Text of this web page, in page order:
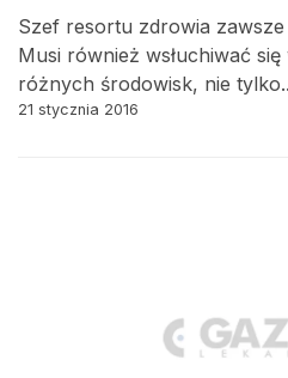
Szef resortu zdrowia
Musi również wsłuchiwać się
różnych środowisk, nie
21 stycznia 2016